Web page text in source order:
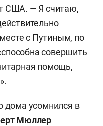
США. — Я считаю,
с Путиным, по
совершить
помощь,
дома усомнился в
Мюллер